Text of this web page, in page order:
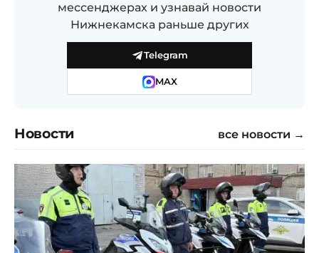
мессенджерах и узнавай новости
Нижнекамска раньше других
Telegram
MAX
Новости все новости →